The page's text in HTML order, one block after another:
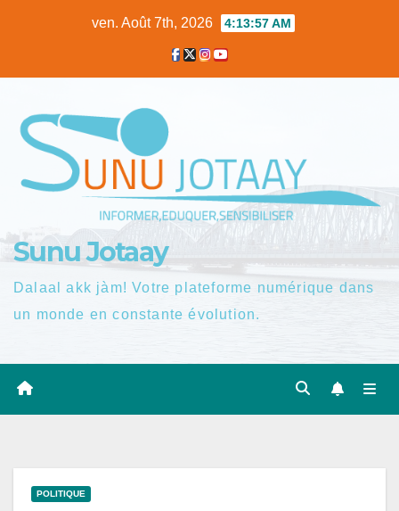
ven. Août 7th, 2026 4:13:58 AM
Sunu Jotaay
Dalaal akk jàm! Votre plateforme numérique dans
un monde en constante évolution.
POLITIQUE